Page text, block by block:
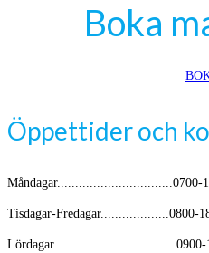
Boka
Öppettider och
Måndagar................................0700-
Tisdagar-Fredagar...................0800-
Lördagar..................................0900-